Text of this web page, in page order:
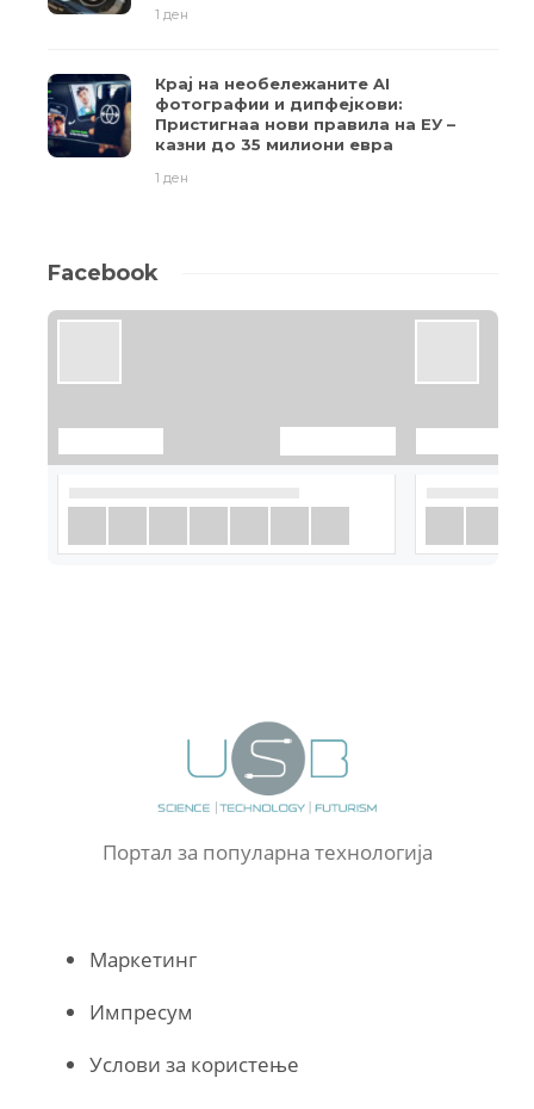
1 ден
Крај на необележаните AI
фотографии и дипфејкови:
Пристигнаа нови правила на ЕУ –
казни до 35 милиони евра
1 ден
Facebook
Портал за популарна технологија
Маркетинг
Импресум
Услови за користење